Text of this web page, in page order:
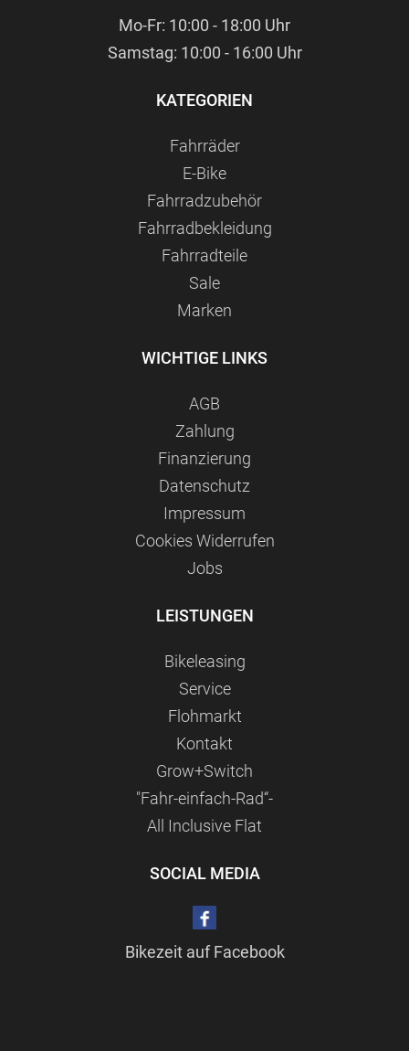
Mo-Fr: 10:00 - 18:00 Uhr
Samstag: 10:00 - 16:00 Uhr
KATEGORIEN
Fahrräder
E-Bike
Fahrradzubehör
Fahrradbekleidung
Fahrradteile
Sale
Marken
WICHTIGE LINKS
AGB
Zahlung
Finanzierung
Datenschutz
Impressum
Сookies Widerrufen
Jobs
LEISTUNGEN
Bikeleasing
Service
Flohmarkt
Kontakt
Grow+Switch
"Fahr-einfach-Rad“-
All Inclusive Flat
SOCIAL MEDIA
Bikezeit auf Facebook